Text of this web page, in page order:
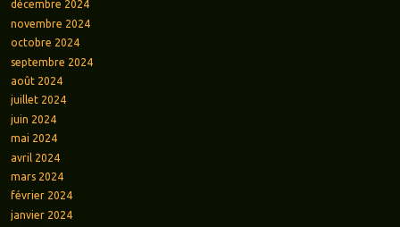
décembre 2024
novembre 2024
octobre 2024
septembre 2024
août 2024
juillet 2024
juin 2024
mai 2024
avril 2024
mars 2024
février 2024
janvier 2024